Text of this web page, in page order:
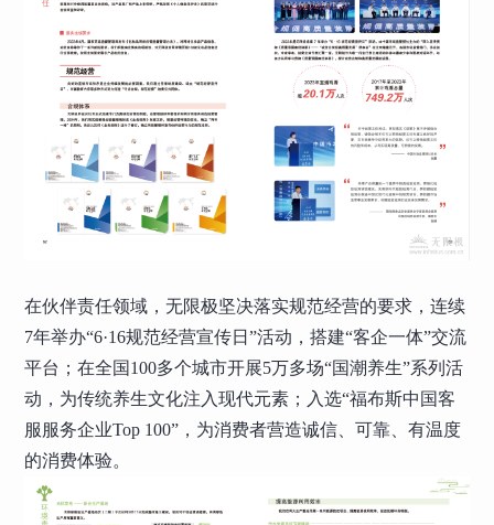
在伙伴责任领域，无限极坚决落实规范经营的要求，连续
7年举办“6·16规范经营宣传日”活动，搭建“客企一体”交流
平台；在全国100多个城市开展5万多场“国潮养生”系列活
动，为传统养生文化注入现代元素；入选“福布斯中国客
服服务企业Top 100”，为消费者营造诚信、可靠、有温度
的消费体验。